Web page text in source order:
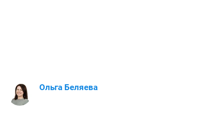
Ольга Беляева